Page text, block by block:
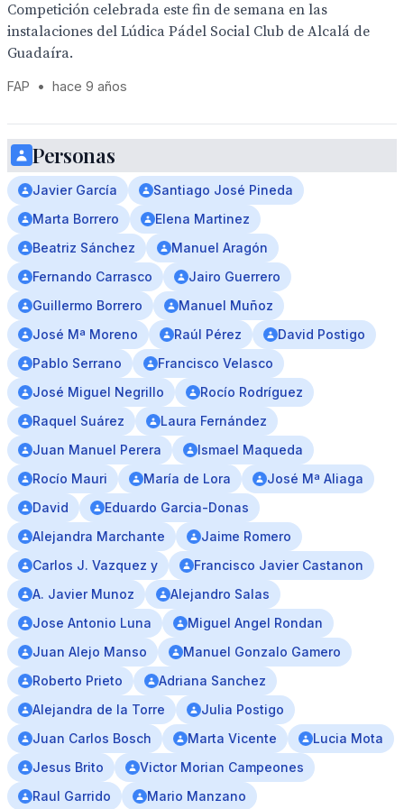
Competición celebrada este fin de semana en las
instalaciones del Lúdica Pádel Social Club de Alcalá de
Guadaíra.
FAP • hace 9 años
Personas
Javier García
Santiago José Pineda
Marta Borrero
Elena Martinez
Beatriz Sánchez
Manuel Aragón
Fernando Carrasco
Jairo Guerrero
Guillermo Borrero
Manuel Muñoz
José Mª Moreno
Raúl Pérez
David Postigo
Pablo Serrano
Francisco Velasco
José Miguel Negrillo
Rocío Rodríguez
Raquel Suárez
Laura Fernández
Juan Manuel Perera
Ismael Maqueda
Rocío Mauri
María de Lora
José Mª Aliaga
David
Eduardo Garcia-Donas
Alejandra Marchante
Jaime Romero
Carlos J. Vazquez y
Francisco Javier Castanon
A. Javier Munoz
Alejandro Salas
Jose Antonio Luna
Miguel Angel Rondan
Juan Alejo Manso
Manuel Gonzalo Gamero
Roberto Prieto
Adriana Sanchez
Alejandra de la Torre
Julia Postigo
Juan Carlos Bosch
Marta Vicente
Lucia Mota
Jesus Brito
Victor Morian Campeones
Raul Garrido
Mario Manzano